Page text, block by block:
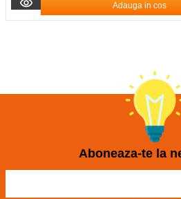
Adauga in cos
Aboneaza-te la